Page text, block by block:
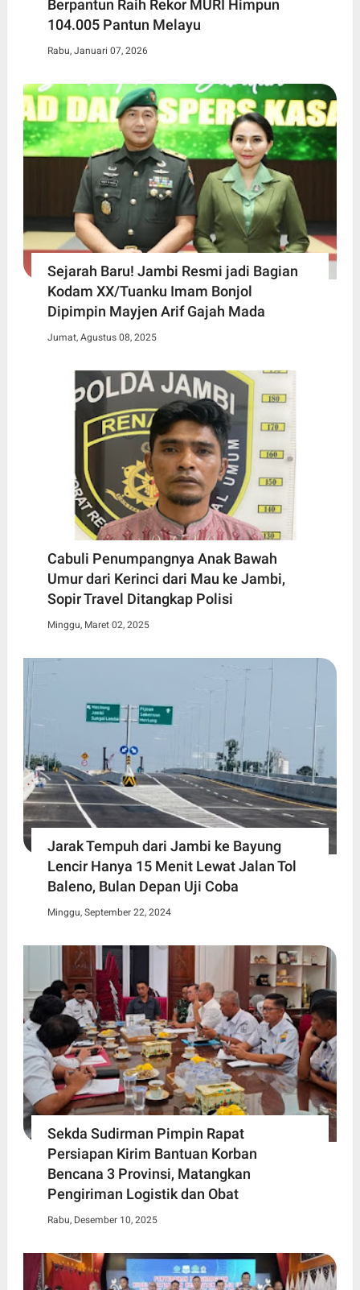
Berpantun Raih Rekor MURI Himpun
104.005 Pantun Melayu
Rabu, Januari 07, 2026
Sejarah Baru! Jambi Resmi jadi Bagian
Kodam XX/Tuanku Imam Bonjol
Dipimpin Mayjen Arif Gajah Mada
Jumat, Agustus 08, 2025
Cabuli Penumpangnya Anak Bawah
Umur dari Kerinci dari Mau ke Jambi,
Sopir Travel Ditangkap Polisi
Minggu, Maret 02, 2025
Jarak Tempuh dari Jambi ke Bayung
Lencir Hanya 15 Menit Lewat Jalan Tol
Baleno, Bulan Depan Uji Coba
Minggu, September 22, 2024
Sekda Sudirman Pimpin Rapat
Persiapan Kirim Bantuan Korban
Bencana 3 Provinsi, Matangkan
Pengiriman Logistik dan Obat
Rabu, Desember 10, 2025